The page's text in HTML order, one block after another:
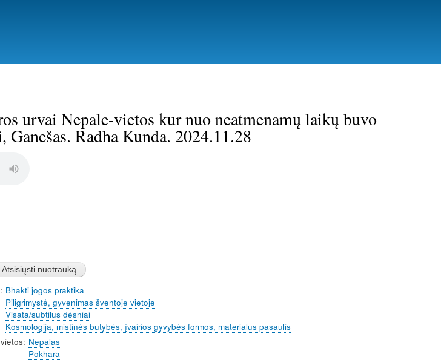
urvai Nepale-vietos kur nuo neatmenamų laikų buvo
Ganešas. Radha Kunda. 2024.11.28
Bhakti jogos praktika
Piligrimystė, gyvenimas šventoje vietoje
Visata/subtilūs dėsniai
Kosmologija, mistinės butybės, įvairios gyvybės formos, materialus pasaulis
Nepalas
Pokhara